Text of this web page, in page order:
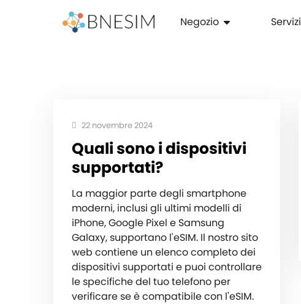
Negozio Servizi
22 novembre 2024
Quali sono i dispositivi
supportati?
La maggior parte degli smartphone
moderni, inclusi gli ultimi modelli di
iPhone, Google Pixel e Samsung
Galaxy, supportano l'eSIM. Il nostro sito
web contiene un elenco completo dei
dispositivi supportati e puoi controllare
le specifiche del tuo telefono per
verificare se è compatibile con l'eSIM.